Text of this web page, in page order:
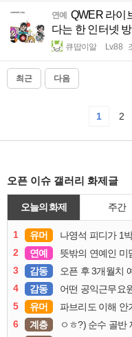
연예
QWER 라이
다는 한 인터넷
큐땁이알 Lv.88
최근 다음
1 2
오픈 이슈 갤러리 화제글
오늘의 화제 주간
1 유머 나영석 피디가 1
2
연예 뜻밖의 연예인 미
3
감동 오픈 후 3개월치
4
감동 어떤 공익근무요
5
유머 파브리도 이해 안
6
계층 ㅇㅎ?) 순수 골반